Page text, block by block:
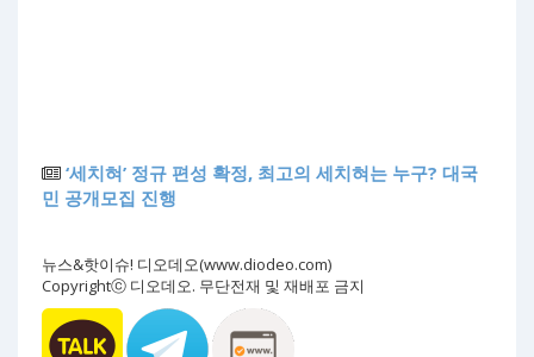
‘세치혀’ 정규 편성 확정, 최고의 세치혀는 누구? 대국
민 공개모집 진행
뉴스&핫이슈! 디오데오(www.diodeo.com)
Copyrightⓒ 디오데오. 무단전재 및 재배포 금지